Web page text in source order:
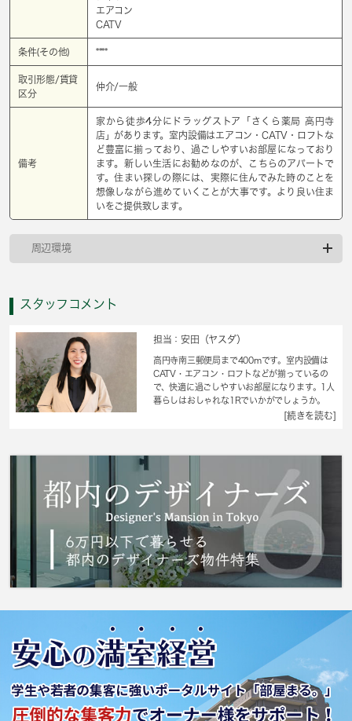
エアコン
CATV
条件(その他) ****
取引形態/賃貸
区分
仲介/一般
備考
家から徒歩4分にドラッグストア「さくら薬局 高円寺
店」があります。室内設備はエアコン・CATV・ロフトな
ど豊富に揃っており、過ごしやすいお部屋になっており
ます。新しい生活にお勧めなのが、こちらのアパートで
す。住まい探しの際には、実際に住んでみた時のことを
想像しながら進めていくことが大事です。より良い住ま
いをご提供致します。
周辺環境
スタッフコメント
担当：安田（ヤスダ）
高円寺南三郵便局まで400mです。室内設備は
CATV・エアコン・ロフトなどが揃っているの
で、快適に過ごしやすいお部屋になります。1人
暮らしはおしゃれな1Rでいかがでしょうか。
2026年7月にご入居可能予定です。価格6.5万円
で、お困りでしたら当社にご連絡下さい。お客
いたします。
[続きを読む]